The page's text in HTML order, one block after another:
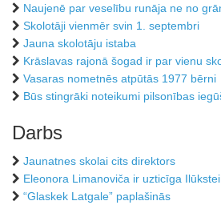
Naujenē par veselību runāja ne no
Skolotāji vienmēr svin 1. septembri
Jauna skolotāju istaba
Krāslavas rajonā šogad ir par vienu
Vasaras nometnēs atpūtās 1977 bērni
Būs stingrāki noteikumi pilsonības
Darbs
Jaunatnes skolai cits direktors
Eleonora Limanoviča ir uzticīga Ilūkstei
“Glaskek Latgale” paplašinās